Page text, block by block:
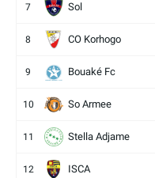
7 Sol
8 CO Korhogo
9 Bouaké Fc
10 So Armee
11 Stella Adjame
12 ISCA